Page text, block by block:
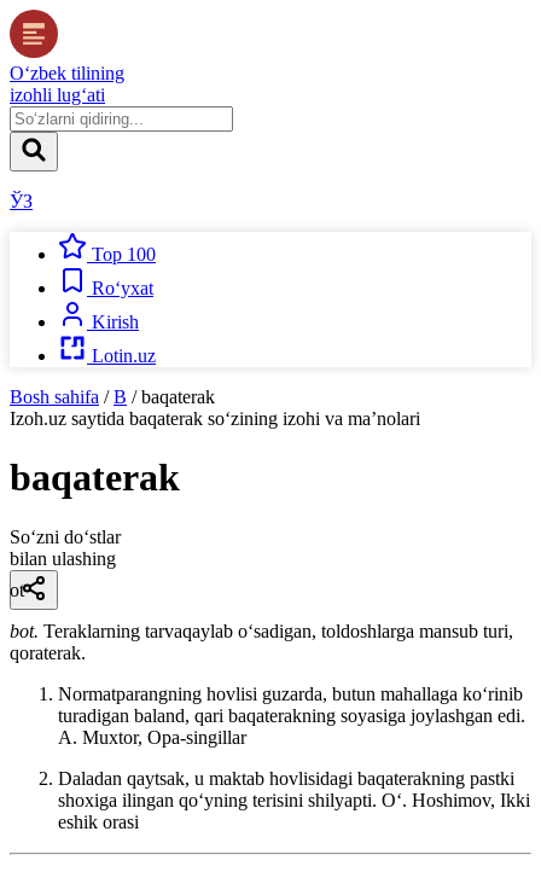
O‘zbek tilining
izohli lug‘ati
ЎЗ
Top 100
Ro‘yxat
Kirish
Lotin.uz
Bosh sahifa / B / baqaterak
Izoh.uz saytida baqaterak so‘zining izohi va ma’nolari
baqaterak
So‘zni do‘stlar
bilan ulashing
ot
bot. Teraklarning tarvaqaylab oʻsadigan, toldoshlarga mansub turi,
qoraterak.
Normatparangning hovlisi guzarda, butun mahallaga koʻrinib
turadigan baland, qari baqaterakning soyasiga joylashgan edi.
A. Muxtor, Opa-singillar
Daladan qaytsak, u maktab hovlisidagi baqaterakning pastki
shoxiga ilingan qoʻyning terisini shilyapti. Oʻ. Hoshimov, Ikki
eshik orasi